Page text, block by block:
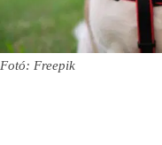
Fotó: Freepik